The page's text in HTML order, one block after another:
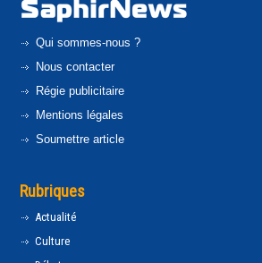
Qui sommes-nous ?
Nous contacter
Régie publicitaire
Mentions légales
Soumettre article
Rubriques
Actualité
Culture